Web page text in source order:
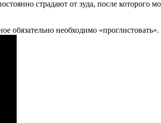
страдают от зуда, после которого
обязательно необходимо «проглистовать».